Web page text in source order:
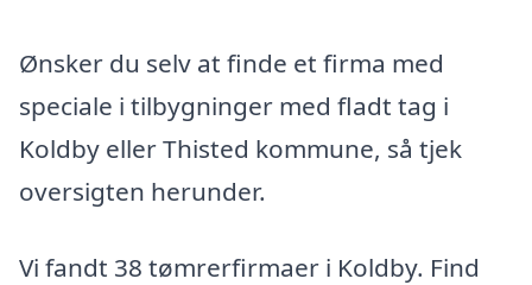
Ønsker du selv at finde et firma med
speciale i tilbygninger med fladt tag i
Koldby eller Thisted kommune, så tjek
oversigten herunder.
Vi fandt 38 tømrerfirmaer i Koldby. Find